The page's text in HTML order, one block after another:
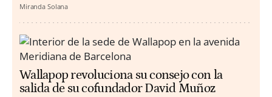
Miranda Solana
Wallapop revoluciona su consejo con la
salida de su cofundador David Muñoz